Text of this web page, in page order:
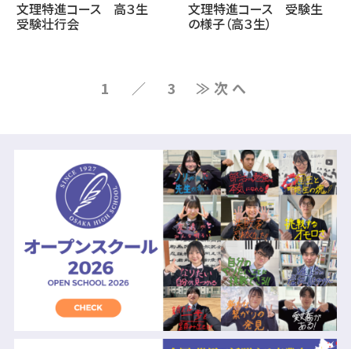
文理特進コース 高３生
受験壮行会
文理特進コース 受験生
の様子（高３生）
1 ／ 3 ≫次へ